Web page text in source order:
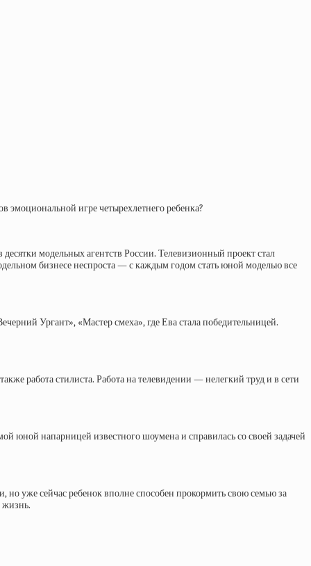
эмоциональной игре четырехлетнего ребенка?
модельных агентств России. Телевизионный проект стал
бизнесе неспроста — с каждым годом стать юной моделью все
Ургант», «Мастер смеха», где Ева стала победительницей.
работа стилиста. Работа на телевидении — нелегкий труд и в сети
юной напарницей известного шоумена и справилась со своей задачей
уже сейчас ребенок вполне способен прокормить свою семью за
жизнь.